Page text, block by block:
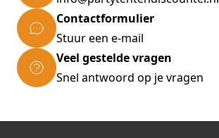
Contactformulier
Stuur een e-mail
Veel gestelde vragen
Snel antwoord op je vragen